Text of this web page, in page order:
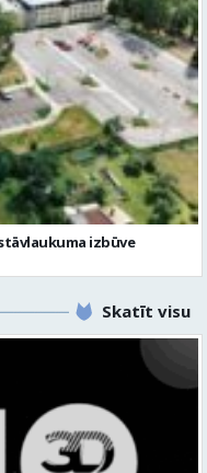
izbūve
Skatīt visu